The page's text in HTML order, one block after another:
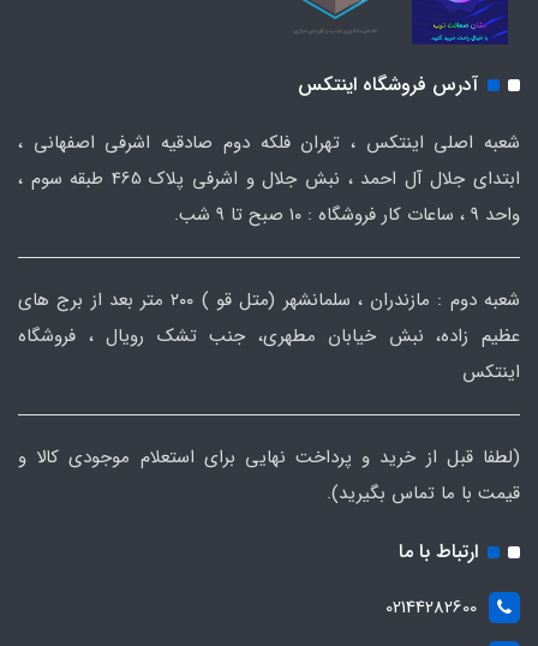
آدرس فروشگاه اینتکس
شعبه اصلی اینتکس ، تهران فلکه دوم صادقیه اشرفی اصفهانی ،
ابتدای جلال آل احمد ، نبش جلال و اشرفی پلاک 465 طبقه سوم ،
واحد ۹ ، ساعات کار فروشگاه : ۱۰ صبح تا ۹ شب.
شعبه دوم : مازندران ، سلمانشهر (متل قو ) ۲۰۰ متر بعد از برج های
عظیم زاده، نبش خیابان مطهری، جنب تشک رویال ، فروشگاه
اینتکس
(لطفا قبل از خرید و پرداخت نهایی برای استعلام موجودی کالا و
قیمت با ما تماس بگیرید).
ارتباط با ما
02144282600